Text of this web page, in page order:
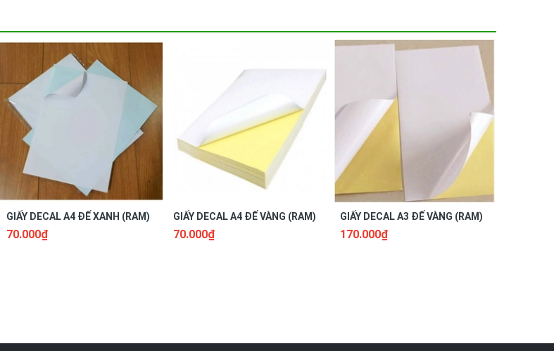
dạng Decal.
GIẤY DECAL A4 ĐẾ XANH (RAM)
70.000₫
GIẤY DECAL A4 ĐẾ VÀNG (RAM)
70.000₫
GIẤY DECAL A3 ĐẾ VÀNG (RAM)
170.000₫